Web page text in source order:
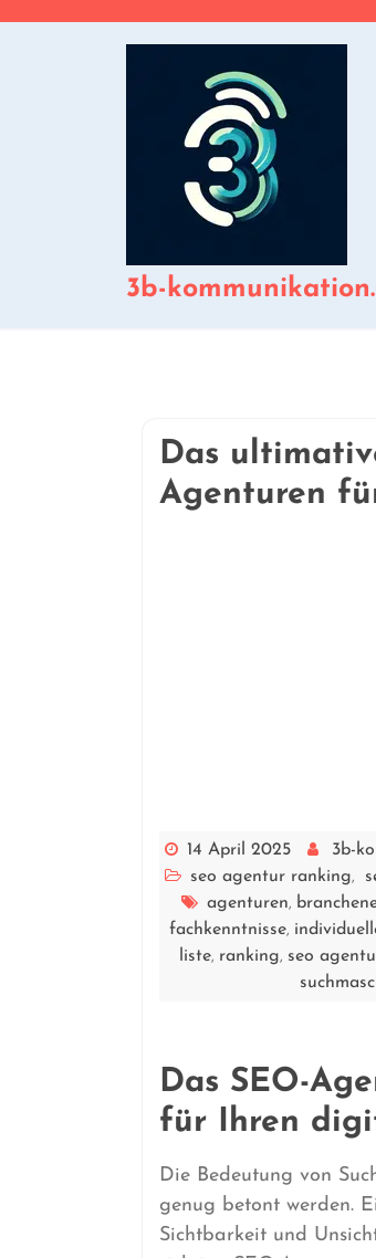
3b-
Das
Agenturen
14 April 2025
3b-
seo agentur ranking,
agenturen,
fachkenntnisse,
liste, ranking, seo
Das SEO-
für Ihren
Die Bedeutung von
genug betont werden.
Sichtbarkeit und